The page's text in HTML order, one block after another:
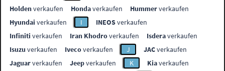
Holdenverkaufen Hondaverkaufen Hummerverkaufen
Hyundai verkaufen I INEOSverkaufen
Infiniti verkaufen Iran Khodroverkaufen Isderaverkaufen
Isuzu verkaufen Ivecoverkaufen J JACverkaufen
Jaguarverkaufen Jeepverkaufen K Kiaverkaufen